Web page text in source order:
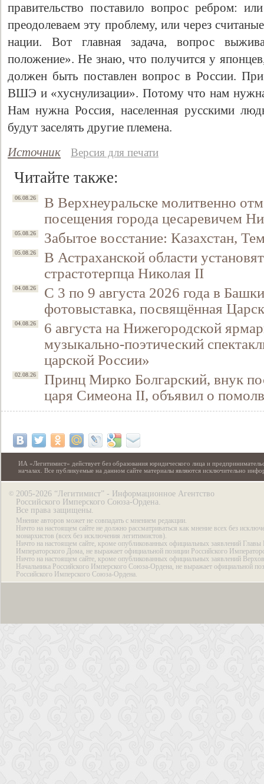
правительство поставило вопрос ребром:
преодолеваем эту проблему, или через
нации. Вот главная задача, вопрос
положение». Не знаю, что получится у
должен быть поставлен вопрос в России.
ВШЭ и «хуснулизации». Потому что нам
Нам нужна Россия, населенная русскими
будут заселять другие племена.
Источник
Версия для печати
Читайте также:
06.08.26
В Верхнеуральске молитвенно
посещения города цесаревичем
05.08.26 Забытое восстание: Казахстан,
05.08.26
В Астраханской области
страстотерпца Николая II
04.08.26
С 3 по 9 августа 2026 года в
фотовыставка, посвящённая
04.08.26
6 августа на Нижегородской
музыкально-поэтический
царской России»
02.08.26
Принц Мирко Болгарский, внук
царя Симеона II, объявил о
ИА «Легитимист» действует без образования юридического лица и
началах. Все публикуемые на данном сайте материалы являются исключительно
© 2005-2026 “Легитимист” - Информационное Агентство
Российского Имперского Союза-Ордена.
Все права защищены.
Мнение авторов может не совпадать с мнением редакции.
Ничто на настоящем сайте не должно рассматриваться как мнение всех без
монархистов (всех без исключения легитимистов).
Ничто на настоящем сайте, кроме опубликованных официальных заявлений Главы
Императорского Дома, не выражает официальной позиции Российского
Ничто на настоящем сайте, кроме опубликованных официальных заявлений
Начальника Российского Имперского Союза-Ордена, не выражает официальной
Российского Имперского Союза-Ордена.